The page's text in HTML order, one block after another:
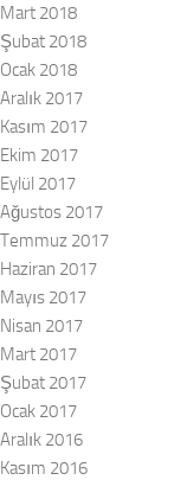
Mart 2018
Şubat 2018
Ocak 2018
Aralık 2017
Kasım 2017
Ekim 2017
Eylül 2017
Ağustos 2017
Temmuz 2017
Haziran 2017
Mayıs 2017
Nisan 2017
Mart 2017
Şubat 2017
Ocak 2017
Aralık 2016
Kasım 2016